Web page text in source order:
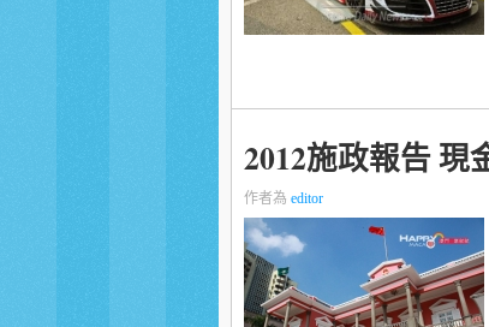
2012施政報告 現
作者為 editor